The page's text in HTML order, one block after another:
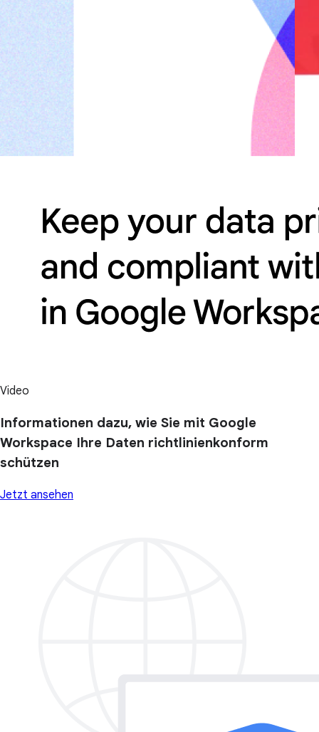
Video
Informationen dazu, wie Sie mit Google
Workspace Ihre Daten richtlinienkonform
schützen
Jetzt ansehen